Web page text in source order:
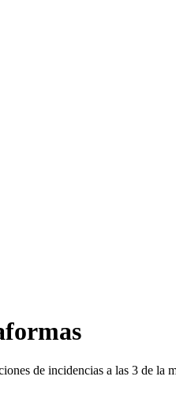
de incidencias a las 3 de la